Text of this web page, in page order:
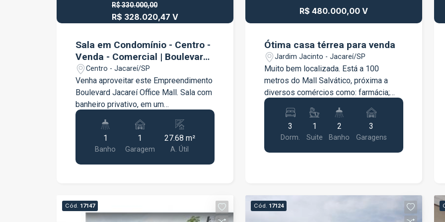
R$ 330.000,00
R$ 328.020,47 V
Sala em Condomínio - Centro -
Venda - Comercial | Boulevard
Jacareí Offices & Mall
Centro - Jacareí/SP
Venha aproveitar este Empreendimento
Boulevard Jacareí Office Mall. Sala com
banheiro privativo, em um
empreendimento moderno com
shopping multi-mall, estacionamento
rotativo, Ibis Hotel e segurança 24
horas. Agende já sua visita com um dos
nosso especialistas!!!!!
1
Banho
1
Garagem
27.68 m²
A. Útil
R$ 480.000,00 V
Ótima casa térrea para venda
Jardim Jacinto - Jacareí/SP
Muito bem localizada. Está a 100
metros do Mall Salvático, próxima a
diversos comércios como: farmácia;
correios; casa lotérica; ótica; imobiliária,
entre vários outros. Saída fácil para
Dutra. Possui 3 dormitórios, sendo uma
suíte, 2 banheiros, uma sala com lareira.
Edícula nos fundos.
3
Dorm.
1
Suite
2
Banho
3
Garagens
Cód. 17147 Cód. 17124